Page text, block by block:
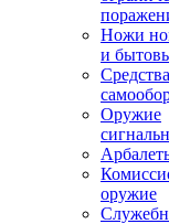
Ножи
и
Средства
Оружие
оружие